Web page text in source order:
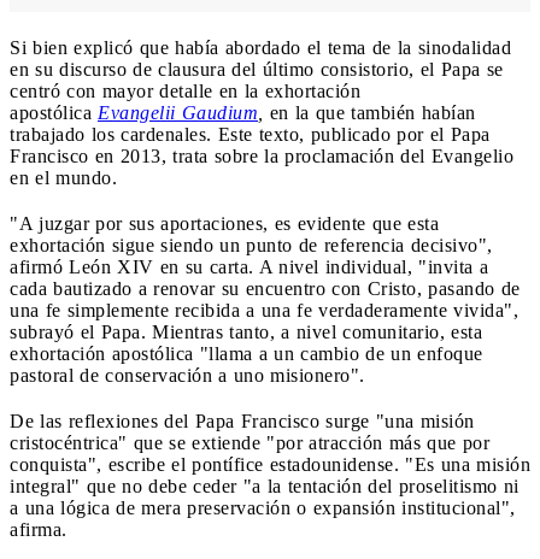
Si bien explicó que había abordado el tema de la sinodalidad
en su discurso de clausura del último consistorio, el Papa se
centró con mayor detalle en la exhortación
apostólica Evangelii Gaudium
en la que también habían
trabajado los cardenales. Este texto, publicado por el Papa
Francisco en 2013, trata sobre la proclamación del Evangelio
en el mundo.
"A juzgar por sus aportaciones, es evidente que esta
exhortación sigue siendo un punto de referencia decisivo",
afirmó León XIV en su carta. A nivel individual, "invita a
cada bautizado a renovar su encuentro con Cristo, pasando de
una fe simplemente recibida a una fe verdaderamente vivida",
subrayó el Papa. Mientras tanto, a nivel comunitario, esta
exhortación apostólica "llama a un cambio de un enfoque
pastoral de conservación a uno misionero".
De las reflexiones del Papa Francisco surge "una misión
cristocéntrica" que se extiende "por atracción más que por
conquista", escribe el pontífice estadounidense. "Es una misión
integral" que no debe ceder "a la tentación del proselitismo ni
a una lógica de mera preservación o expansión institucional",
afirma.